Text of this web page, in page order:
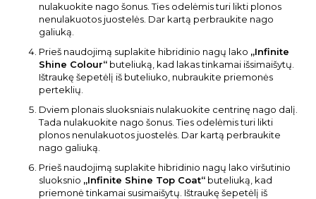
nulakuokite nago šonus. Ties odelėmis turi likti plonos
nenulakuotos juostelės. Dar kartą perbraukite nago
galiuką.
Prieš naudojimą suplakite hibridinio nagų lako „Infinite
Shine Colour“ buteliuką, kad lakas tinkamai išsimaišytų.
Ištraukę šepetėlį iš buteliuko, nubraukite priemonės
perteklių.
Dviem plonais sluoksniais nulakuokite centrinę nago dalį.
Tada nulakuokite nago šonus. Ties odelėmis turi likti
plonos nenulakuotos juostelės. Dar kartą perbraukite
nago galiuką.
Prieš naudojimą suplakite hibridinio nagų lako viršutinio
sluoksnio „Infinite Shine Top Coat“ buteliuką, kad
priemonė tinkamai susimaišytų. Ištraukę šepetėlį iš